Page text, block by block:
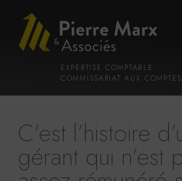
gestion
contenu
EXPERTISE COMPTABLE
COMMISSARIAT AUX COMPTES
C’est l’histoire
gérant qui n’est